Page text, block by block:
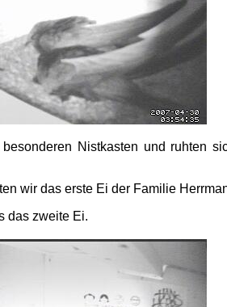
Nistkasten und ruhten
wir das erste Ei der Familie
das zweite Ei.